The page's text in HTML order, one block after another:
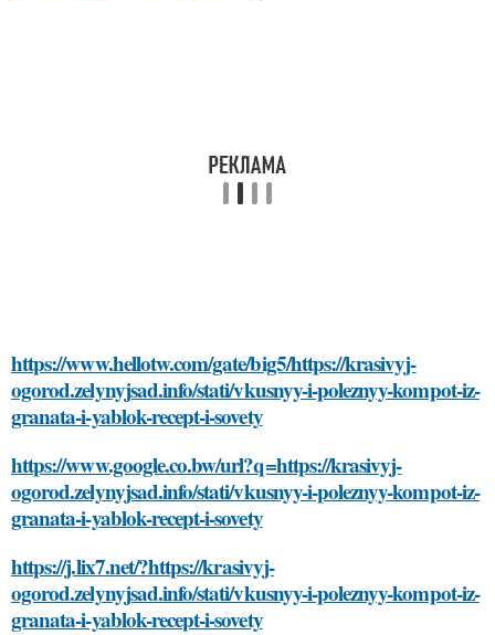
https://www.hellotw.com/gate/big5/https://krasivyj-
ogorod.zelynyjsad.info/stati/vkusnyy-i-poleznyy-kompot-iz-
granata-i-yablok-recept-i-sovety
https://www.google.co.bw/url?q=https://krasivyj-
ogorod.zelynyjsad.info/stati/vkusnyy-i-poleznyy-kompot-iz-
granata-i-yablok-recept-i-sovety
https://j.lix7.net/?https://krasivyj-
ogorod.zelynyjsad.info/stati/vkusnyy-i-poleznyy-kompot-iz-
granata-i-yablok-recept-i-sovety